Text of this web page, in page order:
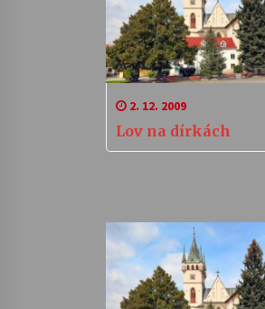
2. 12. 2009
Lov na dírkách